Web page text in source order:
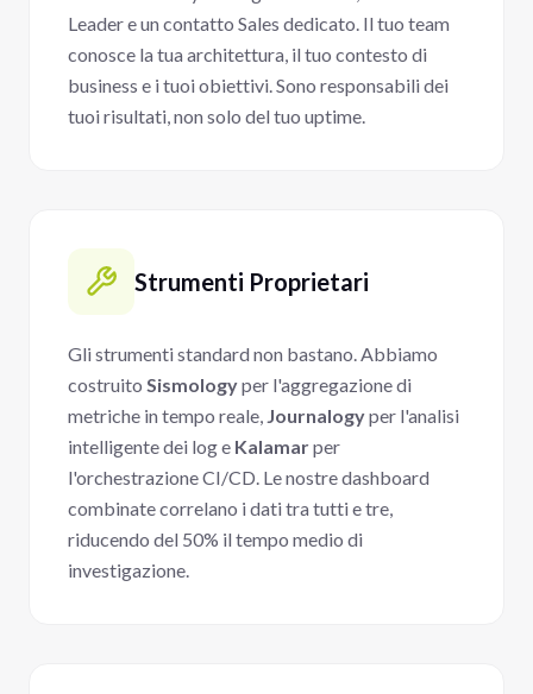
Leader e un contatto Sales dedicato. Il tuo team
conosce la tua architettura, il tuo contesto di
business e i tuoi obiettivi. Sono responsabili dei
tuoi risultati, non solo del tuo uptime.
Strumenti Proprietari
Gli strumenti standard non bastano. Abbiamo
costruito Sismologyper l'aggregazione di
metriche in tempo reale, Journalogyper l'analisi
intelligente dei log e Kalamarper
l'orchestrazione CI/CD. Le nostre dashboard
combinate correlano i dati tra tutti e tre,
riducendo del 50% il tempo medio di
investigazione.